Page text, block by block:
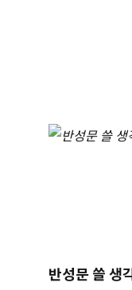
반성문 쓸 생